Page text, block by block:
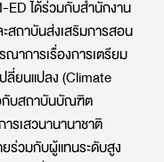
ED ได้ร่วมกับสำนักงาน
สถาบันส่งเสริมการสอน
ณาการเรื่องการเตรียม
ยนแปลง (Climate
กับสถาบันบัณฑิต
รเสวนานานาชาติ
ร่วมกับผู้แทนระดับสูง